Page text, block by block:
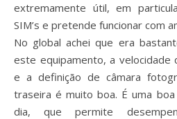
extremamente útil, em
SIM’s e pretende funcionar com
No global achei que era
este equipamento, a
e a definição de câmara
traseira é muito boa. É uma
dia, que permite